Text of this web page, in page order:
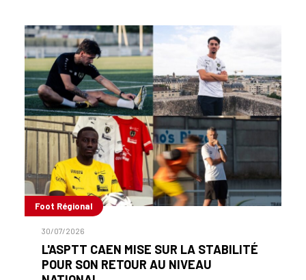
Foot Régional
30/07/2026
L'ASPTT CAEN MISE SUR LA STABILITÉ
POUR SON RETOUR AU NIVEAU